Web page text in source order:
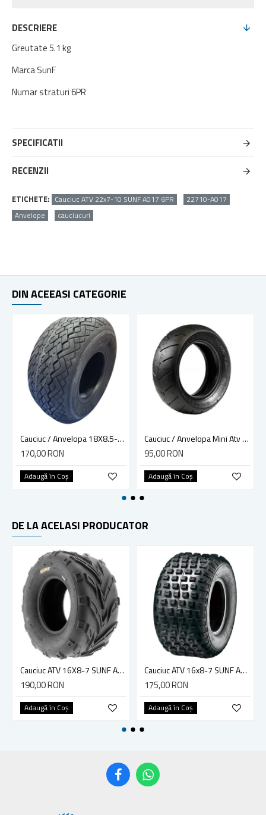
DESCRIERE
Greutate 5.1 kg
Marca SunF
Numar straturi 6PR
SPECIFICATII
RECENZII
ETICHETE: Cauciuc ATV 22x7-10 SUNF A017 6PR
22710-A017
Anvelope
cauciucuri
DIN ACEEASI CATEGORIE
Cauciuc / Anvelopa 18X8.5-8, Kart, tubeless, 4 p.r. MRH, made in India
170,00 RON
Adaugă în Coş
Cauciuc / Anvelopa Mini Atv / Pocket Bike 90/65-6.5
95,00 RON
Adaugă în Coş
DE LA ACELASI PRODUCATOR
Cauciuc ATV 16X8-7 SUNF A004 6PR
190,00 RON
Adaugă în Coş
Cauciuc ATV 16x8-7 SUNF A011 6PR
175,00 RON
Adaugă în Coş